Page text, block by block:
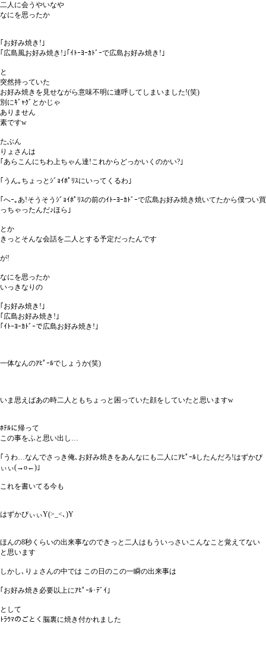
二人に会うやいなや
なにを思ったか
｢お好み焼き!｣
｢広島風お好み焼き!｣｢ｲﾄｰﾖｰｶﾄﾞｰで広島お好み焼き!｣
と
突然持っていた
お好み焼きを見せながら意味不明に連呼してしまいました!(笑)
別にｷﾞｬｸﾞとかじゃ
ありません
素ですw
たぶん
りょさんは
｢あらこんにちわ上ちゃん達!これからどっかいくのかい?｣
｢うん｡ちょっとｼﾞｮｲﾎﾟﾘｽにいってくるわ｣
｢へｰ｡あ!そうそうｼﾞｮｲﾎﾟﾘｽの前のｲﾄｰﾖｰｶﾄﾞｰで広島お好み焼き焼いてたから僕つい買
っちゃったんだ♪ほら｣
とか
きっとそんな会話を二人とする予定だったんです
が!
なにを思ったか
いっきなりの
｢お好み焼き!｣
｢広島お好み焼き!｣
｢ｲﾄｰﾖｰｶﾄﾞｰで広島お好み焼き!｣
一体なんのｱﾋﾟｰﾙでしょうか(笑)
いま思えばあの時二人ともちょっと困っていた顔をしていたと思いますw
ﾎﾃﾙに帰って
この事をふと思い出し…
｢うわ…なんでさっき俺､お好み焼きをあんなにも二人にｱﾋﾟｰﾙしたんだろ!はずかぴ
ぃぃ(→o←)｣
これを書いてる今も
はずかぴぃぃY(>_<､)Y
ほんの8秒くらいの出来事なのできっと二人はもういっさいこんなこと覚えてない
と思います
しかし､りょさんの中では この日のこの一瞬の出来事は
｢お好み焼き必要以上にｱﾋﾟｰﾙ･ﾃﾞｲ｣
として
ﾄﾗｳﾏのごとく脳裏に焼き付かれました